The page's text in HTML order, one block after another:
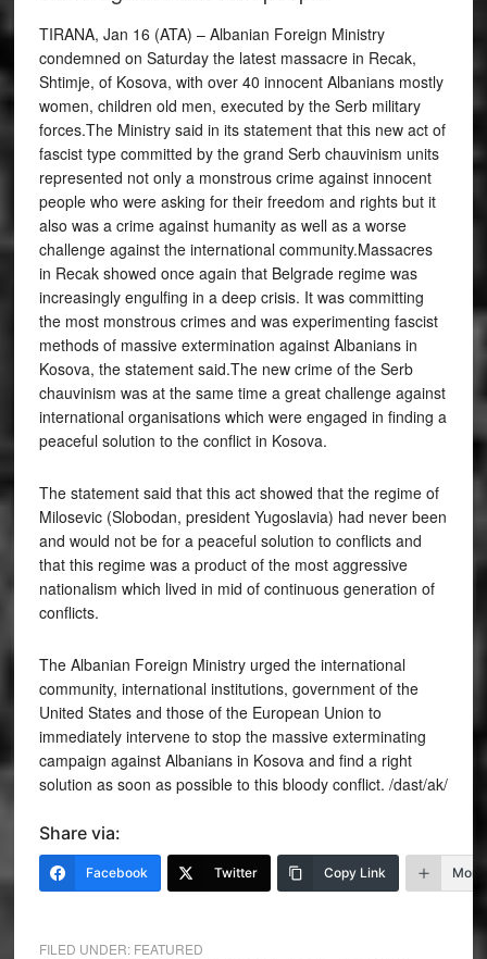
TIRANA, Jan 16 (ATA) – Albanian Foreign Ministry
condemned on Saturday the latest massacre in Recak,
Shtimje, of Kosova, with over 40 innocent Albanians mostly
women, children old men, executed by the Serb military
forces.The Ministry said in its statement that this new act of
fascist type committed by the grand Serb chauvinism units
represented not only a monstrous crime against innocent
people who were asking for their freedom and rights but it
also was a crime against humanity as well as a worse
challenge against the international community.Massacres
in Recak showed once again that Belgrade regime was
increasingly engulfing in a deep crisis. It was committing
the most monstrous crimes and was experimenting fascist
methods of massive extermination against Albanians in
Kosova, the statement said.The new crime of the Serb
chauvinism was at the same time a great challenge against
international organisations which were engaged in finding a
peaceful solution to the conflict in Kosova.
The statement said that this act showed that the regime of
Milosevic (Slobodan, president Yugoslavia) had never been
and would not be for a peaceful solution to conflicts and
that this regime was a product of the most aggressive
nationalism which lived in mid of continuous generation of
conflicts.
The Albanian Foreign Ministry urged the international
community, international institutions, government of the
United States and those of the European Union to
immediately intervene to stop the massive exterminating
campaign against Albanians in Kosova and find a right
solution as soon as possible to this bloody conflict. /dast/ak/
Share via:
Facebook Twitter Copy Link More
FILED UNDER: FEATURED